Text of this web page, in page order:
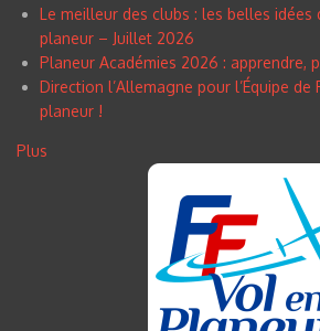
Le meilleur des clubs : les belles
planeur – Juillet 2026
Planeur Académies 2026 : apprendre,
Direction l’Allemagne pour l’Équipe de
planeur !
Plus